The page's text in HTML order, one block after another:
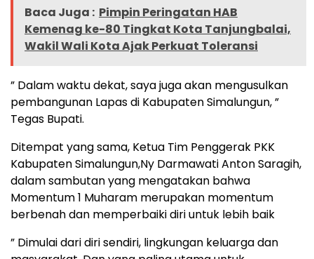
Baca Juga : Pimpin Peringatan HAB
Kemenag ke-80 Tingkat Kota Tanjungbalai,
Wakil Wali Kota Ajak Perkuat Toleransi
” Dalam waktu dekat, saya juga akan mengusulkan
pembangunan Lapas di Kabupaten Simalungun, ”
Tegas Bupati.
Ditempat yang sama, Ketua Tim Penggerak PKK
Kabupaten Simalungun,Ny Darmawati Anton Saragih,
dalam sambutan yang mengatakan bahwa
Momentum 1 Muharam merupakan momentum
berbenah dan memperbaiki diri untuk lebih baik
” Dimulai dari diri sendiri, lingkungan keluarga dan